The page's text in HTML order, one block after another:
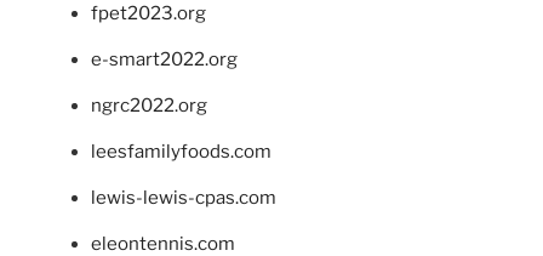
fpet2023.org
e-smart2022.org
ngrc2022.org
leesfamilyfoods.com
lewis-lewis-cpas.com
eleontennis.com